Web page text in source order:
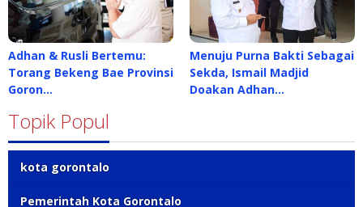
Adhan & Rusli Bertemu:
Torang Bekeng Bae Provinsi
Goron…
Menuju Purna Bakti Sebagai
Sekda, Ismail Madjid
Doakan Adhan…
Topik Popul
kota gorontalo
Pemerintah Kota Gorontalo